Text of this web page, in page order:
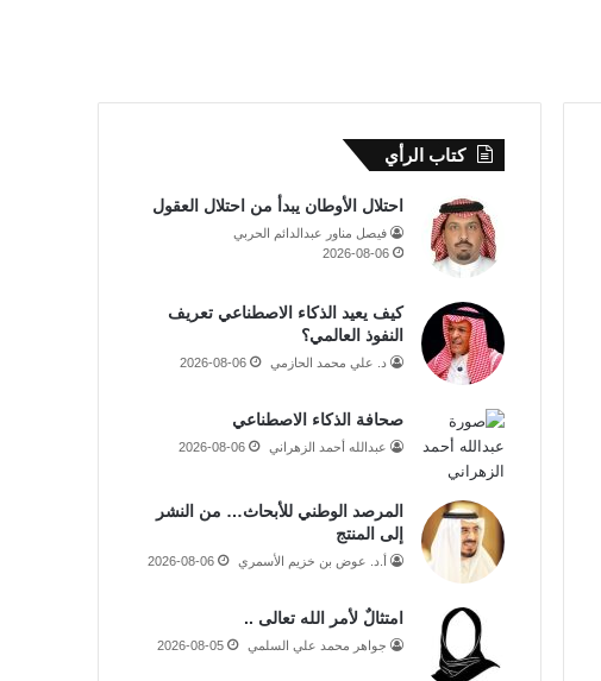
كتاب الرأي
احتلال الأوطان يبدأ من احتلال العقول
فيصل مناور عبدالدائم الحربي
2026-08-06
كيف يعيد الذكاء الاصطناعي تعريف
النفوذ العالمي؟
د. علي محمد الحازمي 2026-08-06
صحافة الذكاء الاصطناعي
عبدالله أحمد الزهراني 2026-08-06
المرصد الوطني للأبحاث… من النشر
إلى المنتج
أ.د. عوض بن خزيم الأسمري 2026-08-06
امتثالٌ لأمر الله تعالى ..
جواهر محمد علي السلمي 2026-08-05